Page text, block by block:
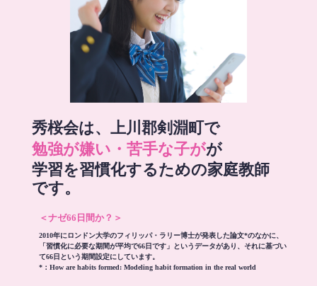
秀桜会は、上川郡剣淵町で
勉強が嫌い・苦手な子がが
学習を習慣化するための家庭教師
です。
＜ナゼ66日間か？＞
2010年にロンドン大学のフィリッパ・ラリー博士が発表した論文*のなかに、
「習慣化に必要な期間が平均で66日です」というデータがあり、それに基づい
て66日という期間設定にしています。
*： How are habits formed: Modeling habit formation in the real world